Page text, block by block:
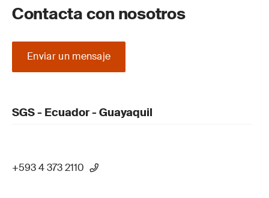
Contacta con nosotros
Enviar un mensaje
SGS - Ecuador - Guayaquil
+593 4 373 2110